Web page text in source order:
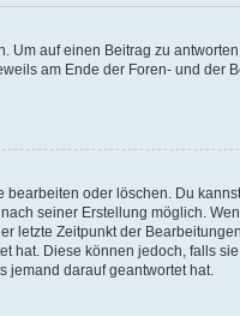
auf einen Beitrag zu
am Ende der Foren- und der
oder löschen. Du
seiner Erstellung möglich.
letzte Zeitpunkt der
Diese können jedoch, falls
jemand darauf geantwortet hat.